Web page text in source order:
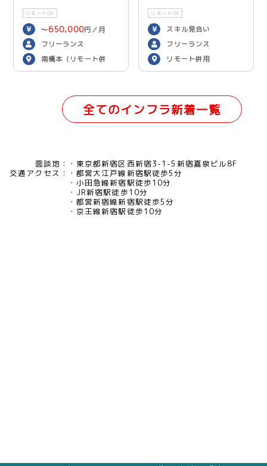
リモートOK
〜650,000円／月
フリーランス
南橋本（リモート併
用）
リモートOK
スキル見合い
フリーランス
リモート併用
全てのインフラ新着一覧
面談地：
東京都新宿区西新宿3-1-5新宿嘉泉ビル8F
交通アクセス：
都営大江戸線新宿駅徒歩5分
小田急線新宿駅徒歩10分
JR新宿駅徒歩10分
都営新宿線新宿駅徒歩5分
京王線新宿駅徒歩10分